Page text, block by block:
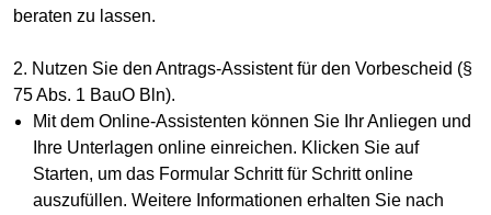
beraten zu lassen.
2. Nutzen Sie den Antrags-Assistent für den Vorbescheid (§
75 Abs. 1 BauO Bln).
Mit dem Online-Assistenten können Sie Ihr Anliegen und
Ihre Unterlagen online einreichen. Klicken Sie auf
Starten, um das Formular Schritt für Schritt online
auszufüllen. Weitere Informationen erhalten Sie nach